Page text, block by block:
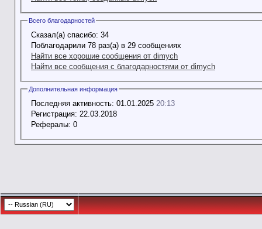
Всего благодарностей
Сказал(а) спасибо: 34
Поблагодарили 78 раз(а) в 29 сообщениях
Найти все хорошие сообщения от dimych
Найти все сообщения с благодарностями от dimych
Дополнительная информация
Последняя активность: 01.01.2025 20:13
Регистрация: 22.03.2018
Рефералы: 0